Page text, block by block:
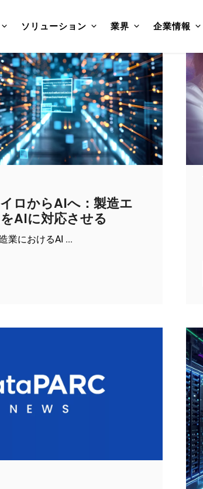
ソリューション 業界 企業情報
ロからAIへ：製造エ
AIに対応させる
業におけるAI ...